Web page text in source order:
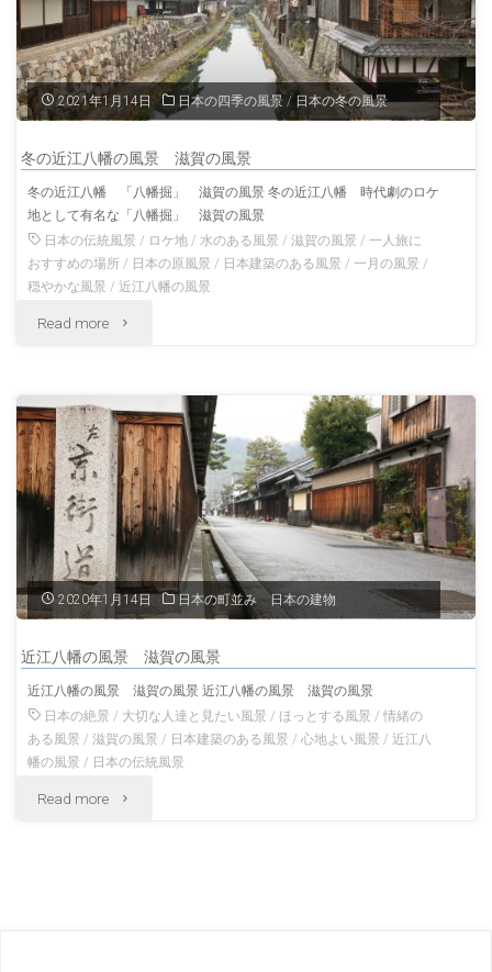
2021年1月14日 日本の四季の風景 / 日本の冬の風景
冬の近江八幡の風景 滋賀の風景
冬の近江八幡 「八幡掘」 滋賀の風景 冬の近江八幡 時代劇のロケ
地として有名な「八幡掘」 滋賀の風景
日本の伝統風景 / ロケ地 / 水のある風景 /滋賀の風景 /一人旅に
おすすめの場所 / 日本の原風景 / 日本建築のある風景 /一月の風景 /
穏やかな風景 /近江八幡の風景
Read more "冬
近
江
八
幡
の
景
滋
賀
の
2020年1月14日 日本の町並み 日本の建物
近江八幡の風景 滋賀の風景
近江八幡の風景 滋賀の風景 近江八幡の風景 滋賀の風景
日本の絶景 / 大切な人達と見たい風景 /ほっとする風景 /情緒の
ある風景 /滋賀の風景 / 日本建築のある風景 /心地よい風景 /近江八
幡の風景 / 日本の伝統風景
Read more "近